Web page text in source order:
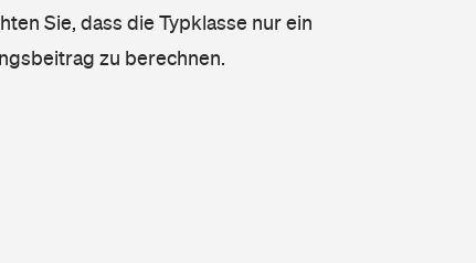
Sie, dass die Typklasse nur ein
zu berechnen.